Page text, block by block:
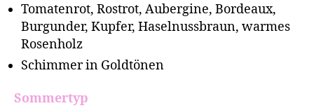
Tomatenrot, Rostrot, Aubergine, Bordeaux,
Burgunder, Kupfer, Haselnussbraun, warmes
Rosenholz
Schimmer in Goldtönen
Sommertyp